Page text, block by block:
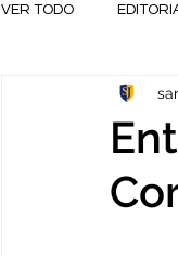
VER TODO
TECNOLOGÍA
Arte